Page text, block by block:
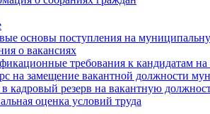
основы поступления на
о вакансиях
требования к кандидатам
на замещение вакантной должности
кадровый резерв на вакантную
оценка условий труда